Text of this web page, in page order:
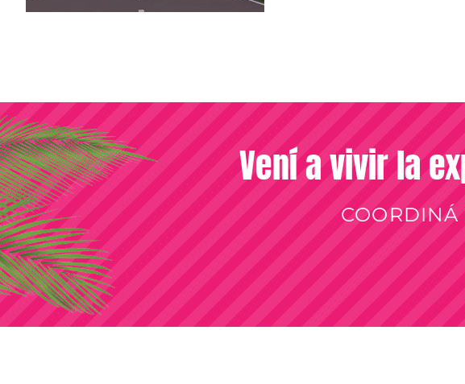
Vení a vivir la
COORDINÁ